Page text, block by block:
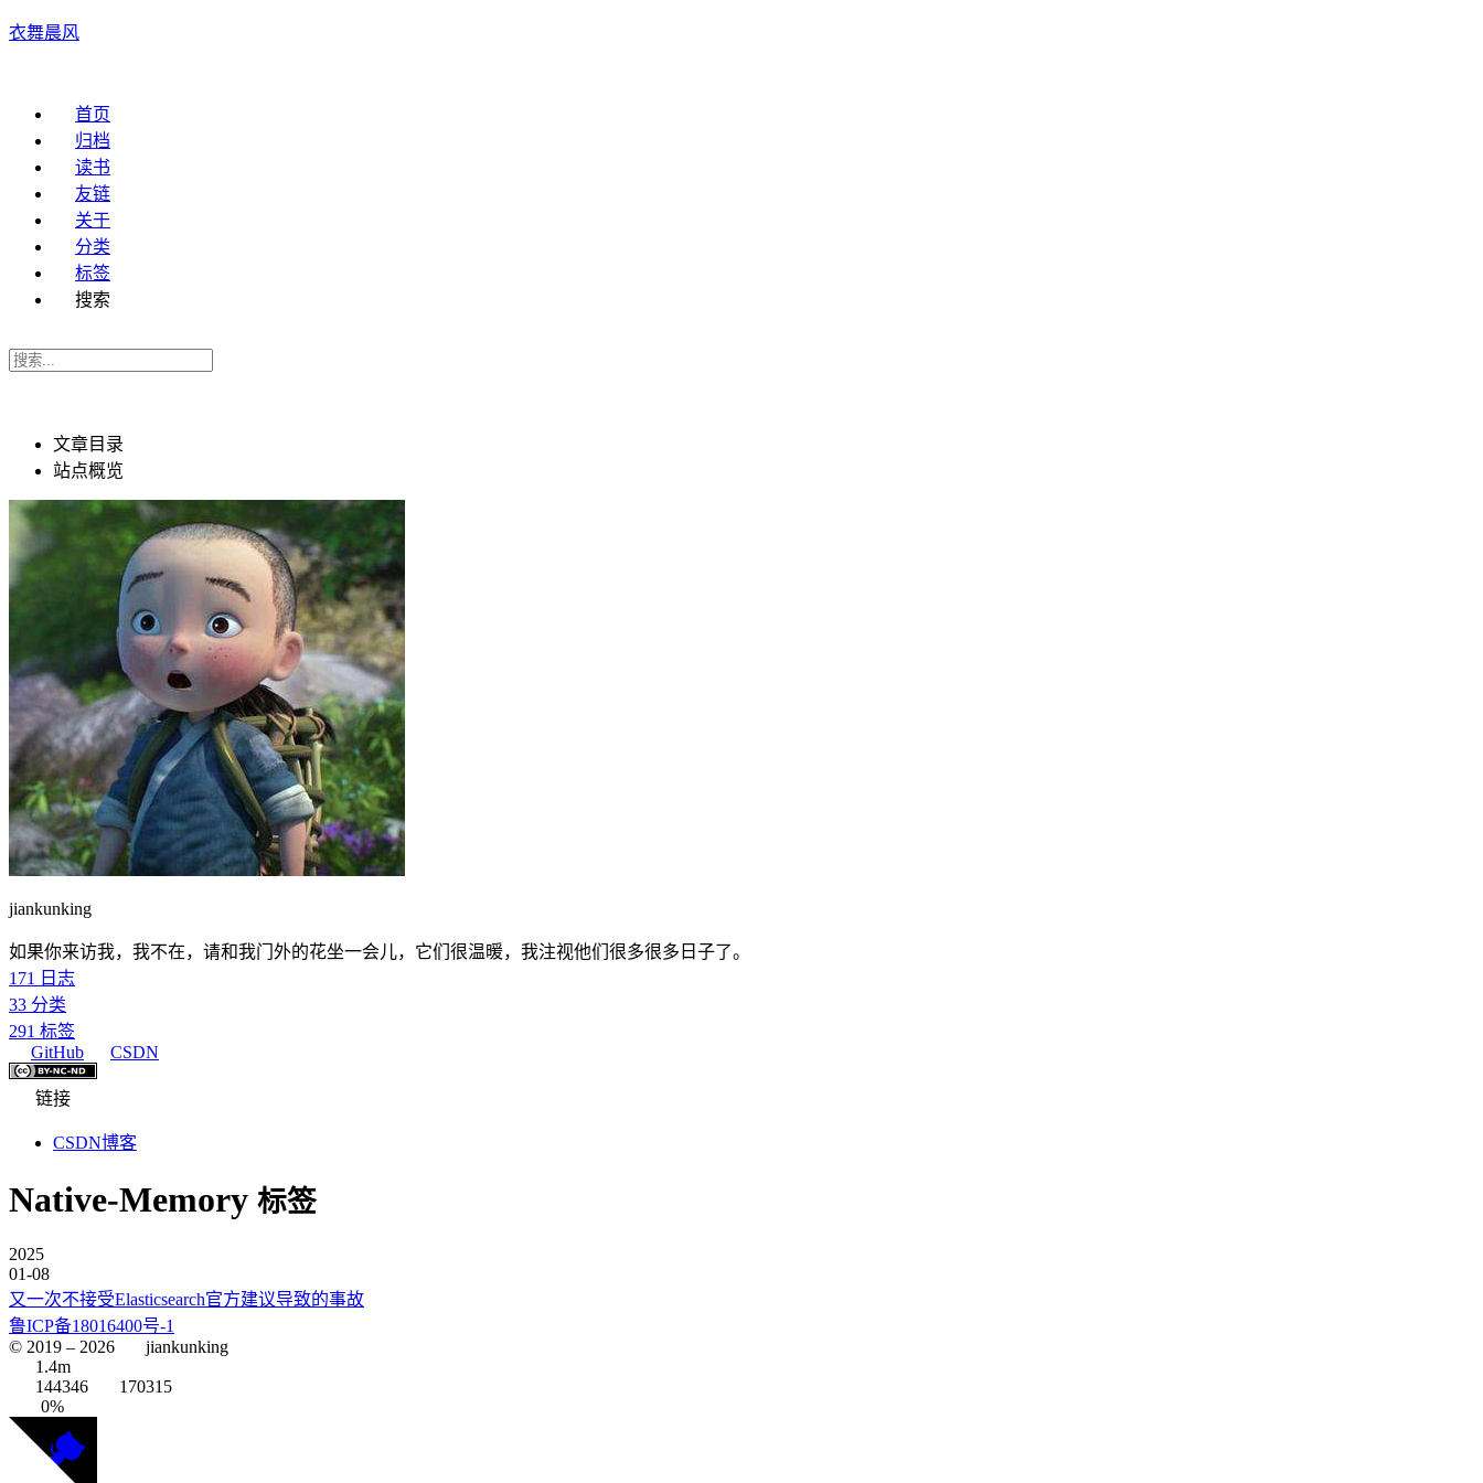
衣舞晨风
首页
归档
读书
友链
关于
分类
标签
搜索
文章目录
站点概览
jiankunking
如果你来访我，我不在，请和我门外的花坐一会儿，它们很温暖，我注视他们很多很多日子了。
171
日志
33 分类
291 标签
GitHub
CSDN
链接
CSDN博客
Native-Memory 标签
2025
01-08
又一次不接受Elasticsearch官方建议导致的事故
鲁ICP备18016400号-1
© 2019 – 2026
jiankunking
1.4m
144346
170315
0%